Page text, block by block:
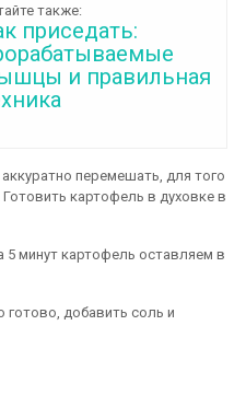
также:
приседать:
и правильная
перемешать, для того
картофель в духовке в
5 минут картофель оставляем в
добавить соль и